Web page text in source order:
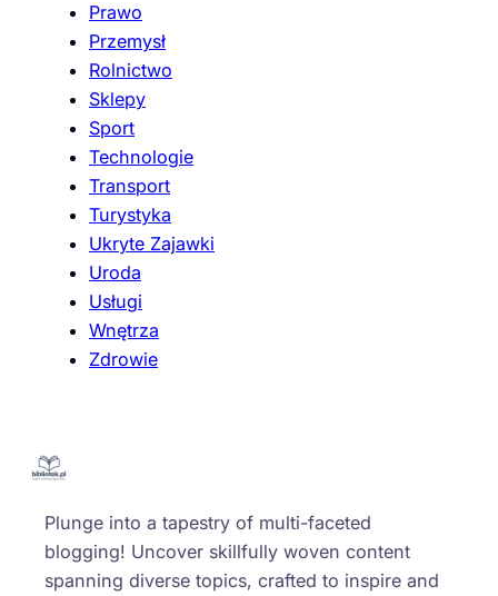
Prawo
Przemysł
Rolnictwo
Sklepy
Sport
Technologie
Transport
Turystyka
Ukryte Zajawki
Uroda
Usługi
Wnętrza
Zdrowie
Plunge into a tapestry of multi-faceted
blogging! Uncover skillfully woven content
spanning diverse topics, crafted to inspire and